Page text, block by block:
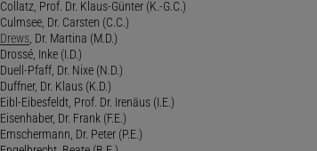
Collatz, Prof. Dr. Klaus-Günter (K.-G.C.)
Culmsee, Dr. Carsten (C.C.)
Drews, Dr. Martina (M.D.)
Drossé, Inke (I.D.)
Duell-Pfaff, Dr. Nixe (N.D.)
Duffner, Dr. Klaus (K.D.)
Eibl-Eibesfeldt, Prof. Dr. Irenäus (I.E.)
Eisenhaber, Dr. Frank (F.E.)
Emschermann, Dr. Peter (P.E.)